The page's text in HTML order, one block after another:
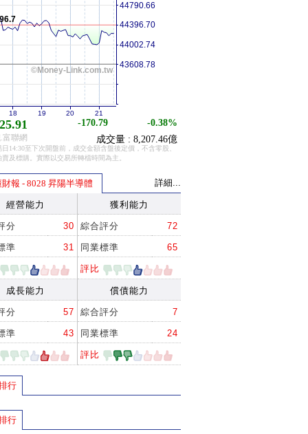
©Money-Link.com.tw
-170.79
-0.38%
成交量 : 8,207.46億
18 19 20 21
43608.78
44002.74
44396.70
44790.66
聯網
14:30至下次開盤前，成交金額含盤後定價，不含零股、
及標購。實際以交易所轉檔時間為主。
報 - 8028 昇陽半導體 詳細...
經營能力 獲利能力
分 30 綜合評分 72
準 31 同業標準 65
評比
成長能力 償債能力
分 57 綜合評分 7
準 43 同業標準 24
評比
行
行